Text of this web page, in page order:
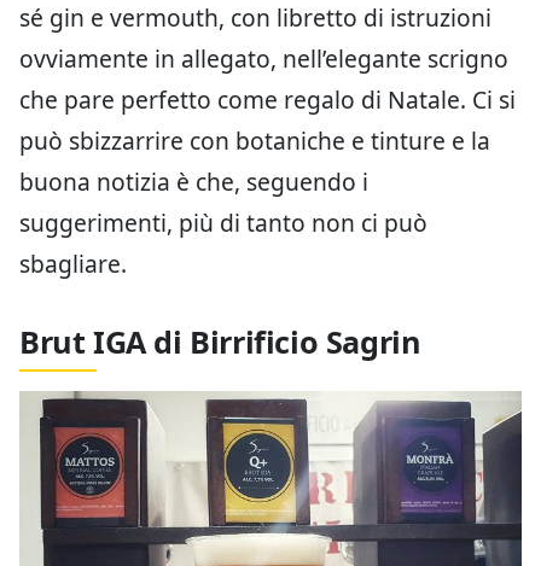
sé gin e vermouth, con libretto di istruzioni
ovviamente in allegato, nell’elegante scrigno
che pare perfetto come regalo di Natale. Ci si
può sbizzarrire con botaniche e tinture e la
buona notizia è che, seguendo i
suggerimenti, più di tanto non ci può
sbagliare.
Brut IGA di Birrificio Sagrin